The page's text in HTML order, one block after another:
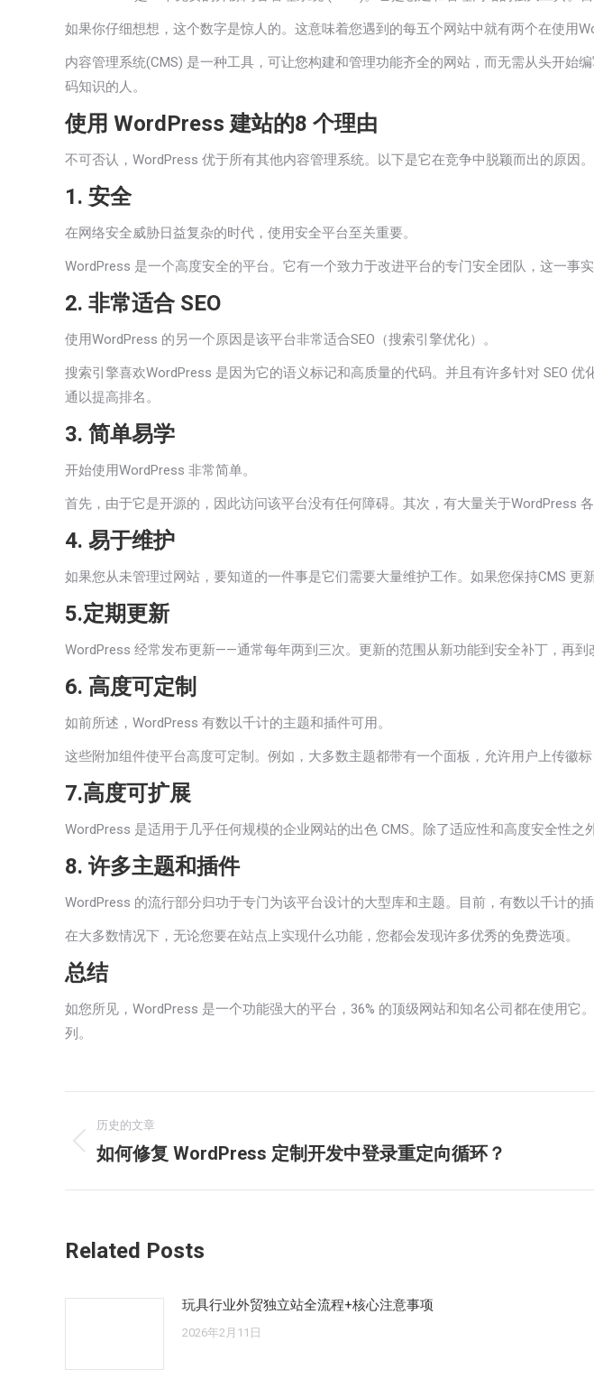
如果你仔细想想，这个数字是惊人的。这意味着您遇到的每五个网站中就有两个在使用
内容管理系统(CMS) 是一种工具，可让您构建和管理功能齐全的网站，而无需从头开
码知识的人。
使用 WordPress 建站的8 个理由
不可否认，WordPress 优于所有其他内容管理系统。以下是它在竞争中脱颖而出的原因。
1. 安全
在网络安全威胁日益复杂的时代，使用安全平台至关重要。
WordPress 是一个高度安全的平台。它有一个致力于改进平台的专门安全团队，这一事实
2. 非常适合 SEO
使用WordPress 的另一个原因是该平台非常适合SEO （搜索引擎优化）。
搜索引擎喜欢WordPress 是因为它的语义标记和高质量的代码。并且有许多针对 SEO
通以提高排名。
3. 简单易学
开始使用WordPress 非常简单。
首先，由于它是开源的，因此访问该平台没有任何障碍。其次，有大量关于WordPress
4. 易于维护
如果您从未管理过网站，要知道的一件事是它们需要大量维护工作。如果您保持CMS 更
5.定期更新
WordPress 经常发布更新——通常每年两到三次。更新的范围从新功能到安全补丁，再
6. 高度可定制
如前所述，WordPress 有数以千计的主题和插件可用。
这些附加组件使平台高度可定制。例如，大多数主题都带有一个面板，允许用户上传徽
7.高度可扩展
WordPress 是适用于几乎任何规模的企业网站的出色 CMS。除了适应性和高度安全性
8. 许多主题和插件
WordPress 的流行部分归功于专门为该平台设计的大型库和主题。目前，有数以千计的
在大多数情况下，无论您要在站点上实现什么功能，您都会发现许多优秀的免费选项。
总结
如您所见，WordPress 是一个功能强大的平台，36% 的顶级网站和知名公司都在使用
列。
章
导
历史的文章
历
章：
如何修复 WordPress 定制开发中登录重定向循环？
Related Posts
玩具行业外贸独立站全流程+核心注意事项
2026年2月11日